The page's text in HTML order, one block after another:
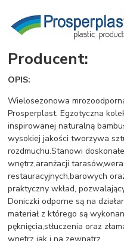
Producent:
OPIS:
Wielosezonowa
Prosperplast. Egzotyczna
inspirowanej naturalną
wysokiej jakości tworzywa
rozdmuchu.Stanowi
wnętrz,aranżacji
restauracyjnych,barowych
praktyczny wkład,
Doniczki odporne są na
materiał z którego są
pęknięcia,stłuczenia oraz
wnętrz jak i na zewnątrz.